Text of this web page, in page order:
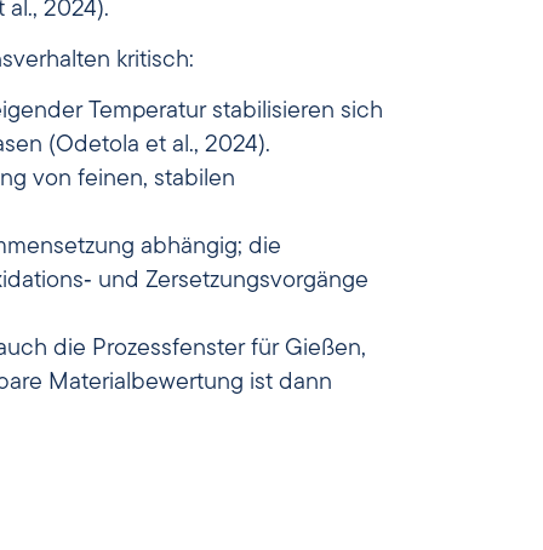
2024).
kritisch:
Temperatur stabilisieren sich
(Odetola et al., 2024).
von feinen, stabilen
abhängig; die
und Zersetzungsvorgänge
die Prozessfenster für Gießen,
Materialbewertung ist dann